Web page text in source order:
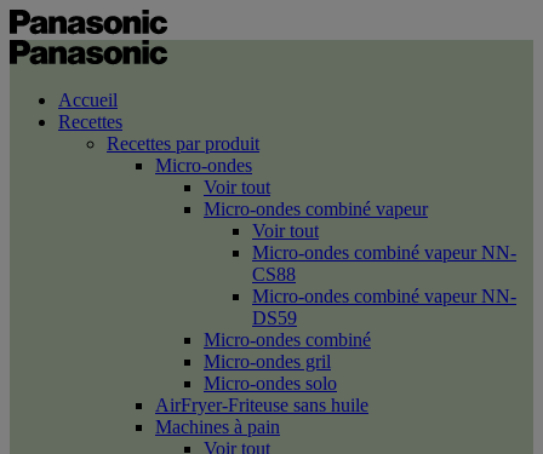
Accueil
Recettes
Recettes par produit
Micro-ondes
Voir tout
Micro-ondes combiné vapeur
Voir tout
Micro-ondes combiné vapeur NN-
CS88
Micro-ondes combiné vapeur NN-
DS59
Micro-ondes combiné
Micro-ondes gril
Micro-ondes solo
AirFryer-Friteuse sans huile
Machines à pain
Voir tout